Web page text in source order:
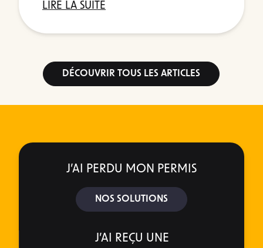
LIRE LA SUITE
DÉCOUVRIR TOUS LES ARTICLES
J’AI PERDU MON PERMIS
NOS SOLUTIONS
J’AI REÇU UNE